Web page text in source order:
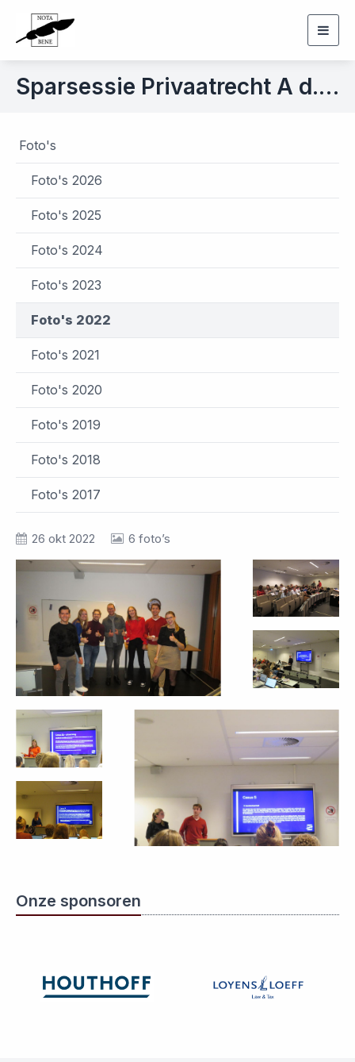
Sparsessie Privaatrecht A d.d. 26 oktober 2022
Foto's
Foto's 2026
Foto's 2025
Foto's 2024
Foto's 2023
Foto's 2022
Foto's 2021
Foto's 2020
Foto's 2019
Foto's 2018
Foto's 2017
26 okt 2022 6 foto’s
Onze sponsoren